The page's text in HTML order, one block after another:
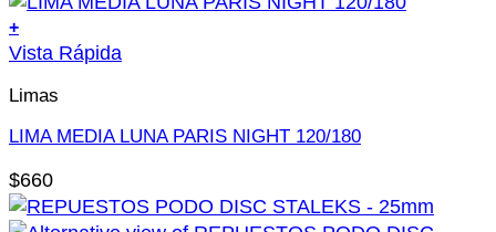
se
pueden
elegir
en
página
de
producto
+
Vista Rápida
Limas
LIMA MEDIA LUNA PARIS NIGHT 120/180
$660